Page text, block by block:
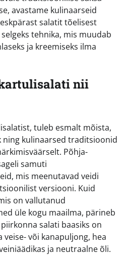
avastame kulinaarseid
salatit tõelisest
tehnika, mis muudab
ja kreemiseks ilma
nii
tuleb esmalt mõista,
ning kulinaarsed traditsioonid
Põhja-
samuti
mis meenutavad veidi
versiooni. Kuid
on vallutanud
üle kogu maailma, pärineb
salati baasiks on
või kanapuljong, hea
ja neutraalne õli.